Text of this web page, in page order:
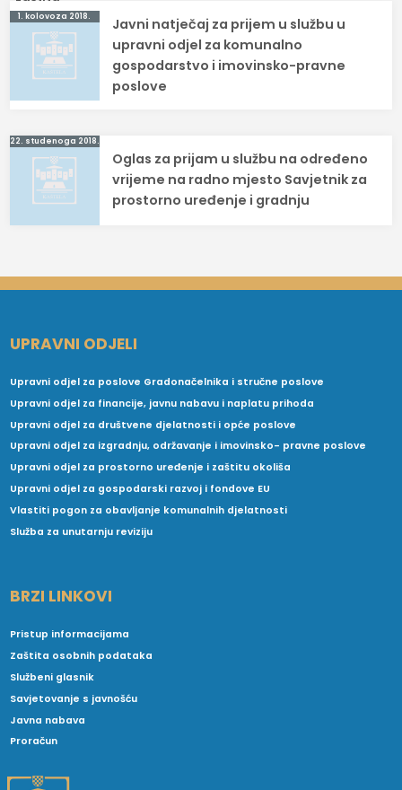
Navigacija
objava
1. kolovoza 2018.
Javni natječaj za prijem u službu u
upravni odjel za komunalno
gospodarstvo i imovinsko-pravne
poslove
22. studenoga 2018.
Oglas za prijam u službu na određeno
vrijeme na radno mjesto Savjetnik za
prostorno uređenje i gradnju
UPRAVNI ODJELI
Upravni odjel za poslove Gradonačelnika i stručne poslove
Upravni odjel za financije, javnu nabavu i naplatu prihoda
Upravni odjel za društvene djelatnosti i opće poslove
Upravni odjel za izgradnju, održavanje i imovinsko- pravne poslove
Upravni odjel za prostorno uređenje i zaštitu okoliša
Upravni odjel za gospodarski razvoj i fondove EU
Vlastiti pogon za obavljanje komunalnih djelatnosti
Služba za unutarnju reviziju
BRZI LINKOVI
Pristup informacijama
Zaštita osobnih podataka
Službeni glasnik
Savjetovanje s javnošću
Javna nabava
Proračun